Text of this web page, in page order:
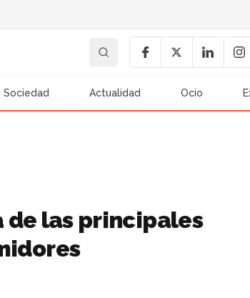
Sociedad Actualidad Ocio
de las principales